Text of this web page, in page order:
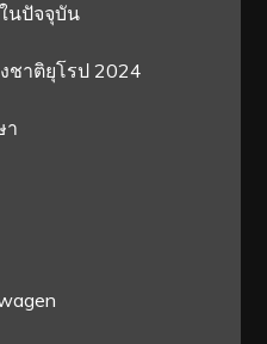
นปัจจุบัน
าติยุโรป 2024
า